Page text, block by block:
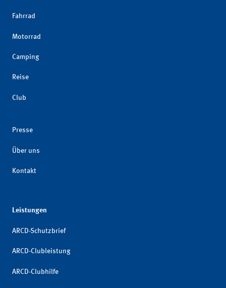
Fahrrad
Motorrad
Camping
Reise
Club
Presse
Über uns
Kontakt
Leistungen
ARCD-Schutzbrief
ARCD-Clubleistung
ARCD-Clubhilfe